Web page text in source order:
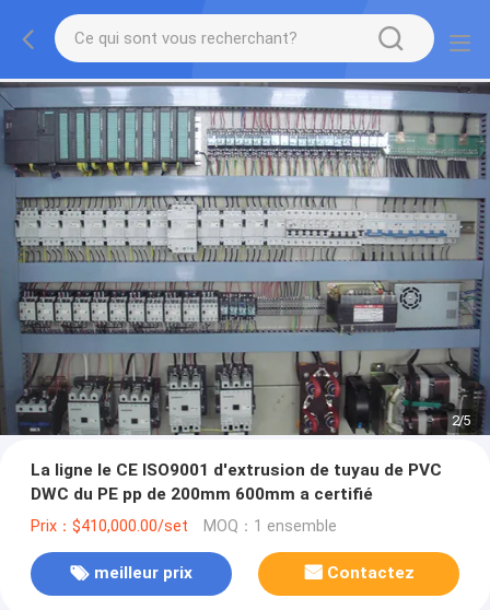
2/5
La ligne le CE ISO9001 d'extrusion de tuyau de PVC
DWC du PE pp de 200mm 600mm a certifié
Prix：$410,000.00/set MOQ：1 ensemble
meilleur prix Contactez